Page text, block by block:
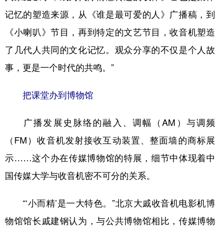
记忆的塑造来源，从《谁是最可爱的人》广播稿，到
《小喇叭》节目，再到特定的文艺节目，收音机塑造
了几代人共同的文化记忆。观众分享的不仅是个人故
事，更是一个时代的共鸣。”
把课堂办到博物馆
广播发展史脉络的融入、调幅（AM）与调频
（FM）收音机发射接收互动装置、整面墙的商标展
示……这个办在传媒博物馆的特展，细节中体现着中
国传媒大学与收音机密不可分的关系。
“‘小而精’是一大特色。”北京大戚收音机电影机博
物馆馆长戚建钢认为，与公共博物馆相比，传媒博物